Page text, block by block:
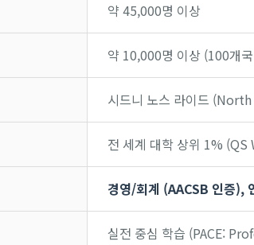
약 45,000명 이상
약 10,000명 이상 (100개
시드니 노스 라이드
전 세계 대학 상위 1%
경영/회계 (AACSB 인증),
실전 중심 학습 (PACE: